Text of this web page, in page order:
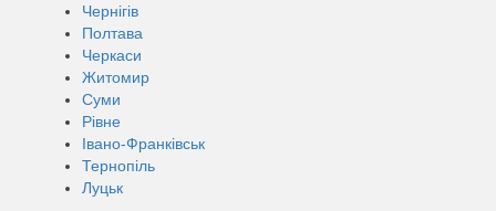
Чернігів
Полтава
Черкаси
Житомир
Суми
Рівне
Івано-Франківськ
Тернопіль
Луцьк